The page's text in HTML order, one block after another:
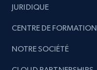
JURIDIQUE
CENTRE DE FORMATION
NOTRE SOCIÉTÉ